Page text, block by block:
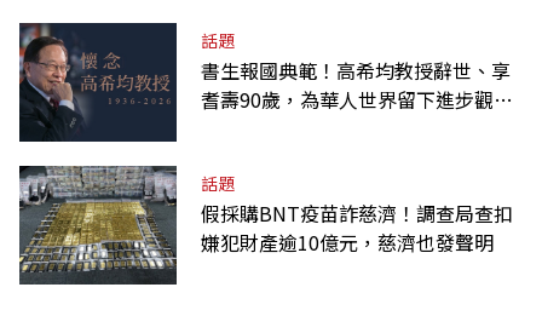
話題
書生報國典範！高希均教授辭世、享
耆壽90歲，為華人世界留下進步觀念
話題
假採購BNT疫苗詐慈濟！調查局查扣
嫌犯財產逾10億元，慈濟也發聲明